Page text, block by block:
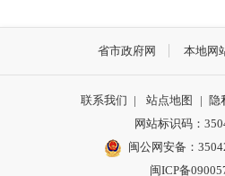
省市政府网 本地网
联系我们 | 站点地图 | 隐
网站标识码：
闽公网安备：
闽ICP备